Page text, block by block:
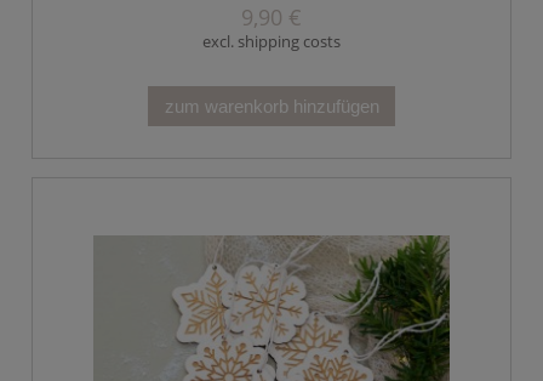
9,90 €
excl. shipping costs
zum warenkorb hinzufügen